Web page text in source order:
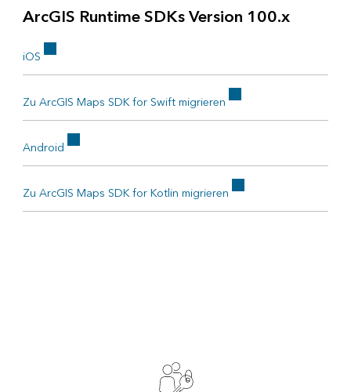
ArcGIS Runtime SDKs Version 100.x
iOS
Zu ArcGIS Maps SDK for Swift migrieren
Android
Zu ArcGIS Maps SDK for Kotlin migrieren